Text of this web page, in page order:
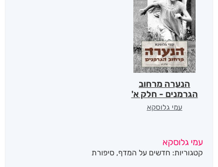
הנערה מרחוב
הגרמנים - חלק א'
עמי גלוסקא
עמי גלוסקא
קטגוריות: חדשים על המדף, סיפורת